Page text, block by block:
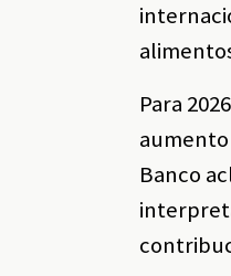
Para
Banco